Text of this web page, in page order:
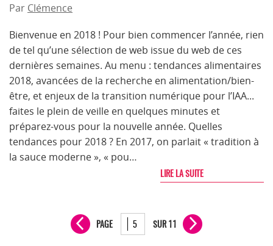
Par Clémence
Bienvenue en 2018 ! Pour bien commencer l’année, rien
de tel qu’une sélection de web issue du web de ces
dernières semaines. Au menu : tendances alimentaires
2018, avancées de la recherche en alimentation/bien-
être, et enjeux de la transition numérique pour l’IAA...
faites le plein de veille en quelques minutes et
préparez-vous pour la nouvelle année. Quelles
tendances pour 2018 ? En 2017, on parlait « tradition à
la sauce moderne », « pou…
LIRE LA SUITE
PAGE SUR 11